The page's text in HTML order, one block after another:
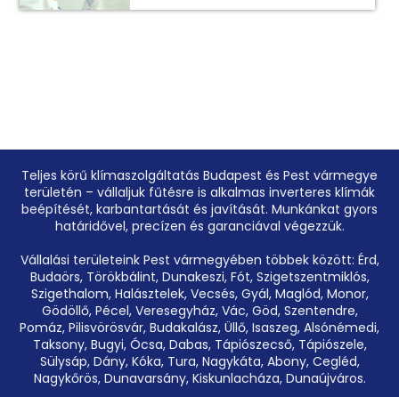
Teljes körű klímaszolgáltatás Budapest és Pest vármegye
területén – vállaljuk fűtésre is alkalmas inverteres klímák
beépítését, karbantartását és javítását. Munkánkat gyors
határidővel, precízen és garanciával végezzük.
Vállalási területeink Pest vármegyében többek között: Érd,
Budaörs, Törökbálint, Dunakeszi, Fót, Szigetszentmiklós,
Szigethalom, Halásztelek, Vecsés, Gyál, Maglód, Monor,
Gödöllő, Pécel, Veresegyház, Vác, Göd, Szentendre,
Pomáz, Pilisvörösvár, Budakalász, Üllő, Isaszeg, Alsónémedi,
Taksony, Bugyi, Ócsa, Dabas, Tápiószecső, Tápiószele,
Sülysáp, Dány, Kóka, Tura, Nagykáta, Abony, Cegléd,
Nagykőrös, Dunavarsány, Kiskunlacháza, Dunaújváros.